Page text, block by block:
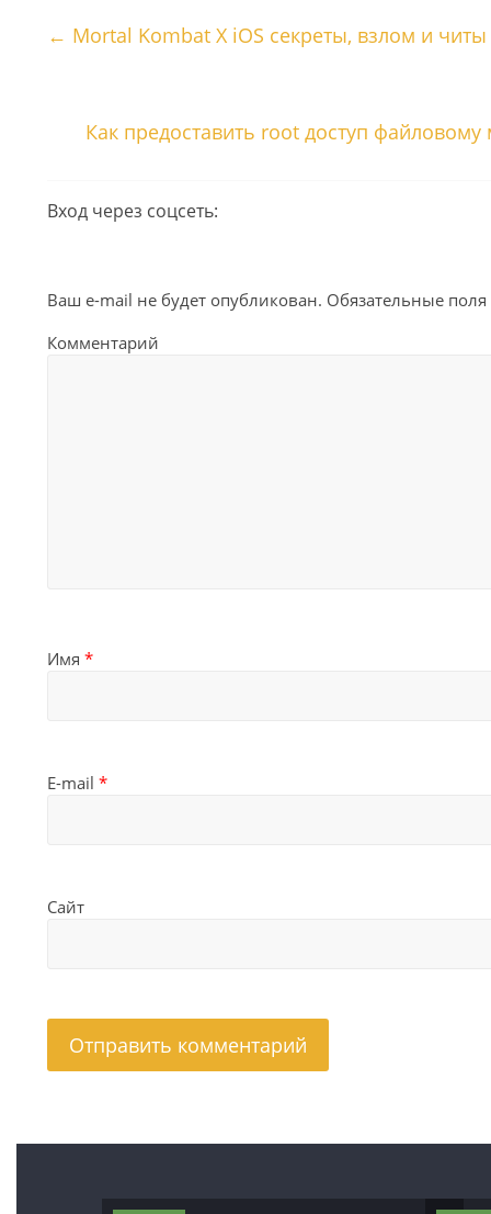
← Mortal Kombat X iOS секреты, взлом и читы
Как предоставить root доступ
Вход через соцсеть:
Ваш e-mail не будет опубликован. Обязательные
Комментарий
Имя*
E-mail*
Сайт